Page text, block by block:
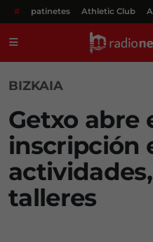
# patinetes Athletic Club
BIZKAIA
Getxo abre
inscripción
talleres